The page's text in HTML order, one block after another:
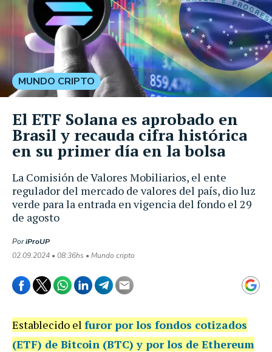
La Comisión de Valores Mobiliarios, el ente
regulador del mercado de valores del país, dio luz
verde para la entrada en vigencia del fondo el 29
de agosto
PoriProUP
02.09.2024 • 08:36hs • Mundo cripto
MUNDO CRIPTO
El ETF Solana es aprobado en
Brasil y recauda cifra histórica
en su primer día en la bolsa
Establecido el furor por los fondos cotizados
(ETF) de Bitcoin (BTC) y por los de Ethereum